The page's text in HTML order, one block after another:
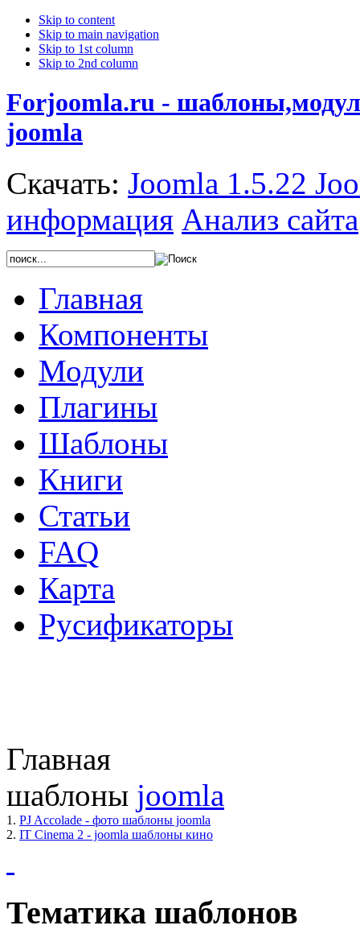
Skip to content
Skip to main navigation
Skip to 1st column
Skip to 2nd column
Forjoomla.ru -
joomla
Скачать: Joomla 1.5.22
информация Анализ сайта
Главная
Компоненты
Модули
Плагины
Шаблоны
Книги
Статьи
FAQ
Карта
Русификаторы
Главная
шаблоны joomla
1. PJ Accolade - фото шаблоны joomla
2. IT Cinema 2 - joomla шаблоны кино
Тематика шаблонов